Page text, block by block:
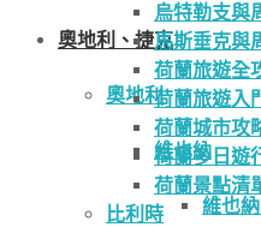
奧地利、捷克
奧地利
維也納
維也
烏特勒支與
馬斯垂克與
荷蘭旅遊全
荷蘭旅遊入
荷蘭城市攻
荷蘭多日遊
荷蘭景點清
比利時